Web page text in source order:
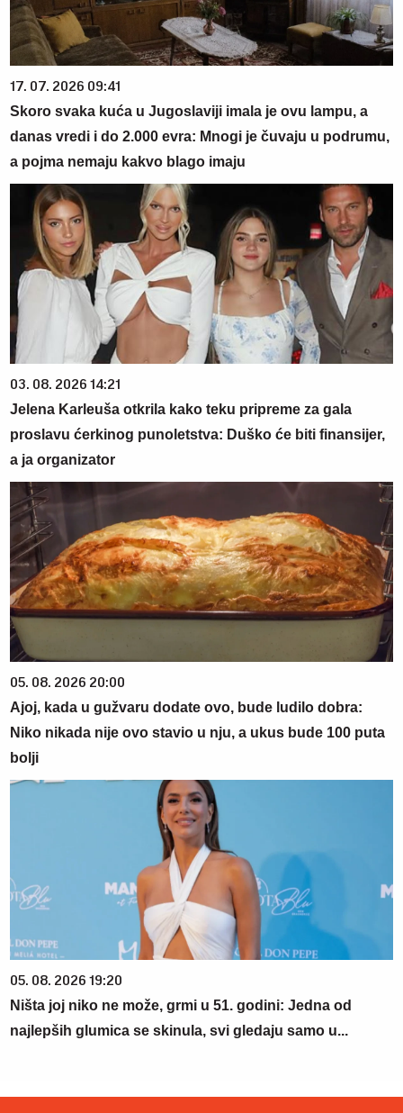
17. 07. 2026 09:41
Skoro svaka kuća u Jugoslaviji imala je ovu lampu, a
danas vredi i do 2.000 evra: Mnogi je čuvaju u podrumu,
a pojma nemaju kakvo blago imaju
03. 08. 2026 14:21
Jelena Karleuša otkrila kako teku pripreme za gala
proslavu ćerkinog punoletstva: Duško će biti finansijer,
a ja organizator
05. 08. 2026 20:00
Ajoj, kada u gužvaru dodate ovo, bude ludilo dobra:
Niko nikada nije ovo stavio u nju, a ukus bude 100 puta
bolji
05. 08. 2026 19:20
Ništa joj niko ne može, grmi u 51. godini: Jedna od
najlepših glumica se skinula, svi gledaju samo u...